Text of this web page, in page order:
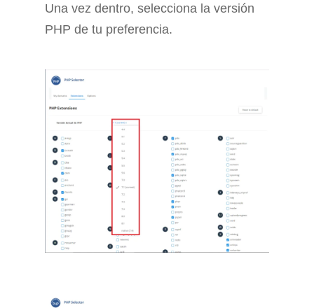
Una vez dentro, selecciona la versión
PHP de tu preferencia.